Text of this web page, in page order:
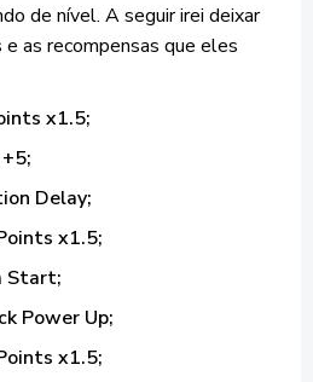
de nível. A seguir irei deixar
as recompensas que eles
x1.5;
Delay;
x1.5;
Start;
Power Up;
x1.5;